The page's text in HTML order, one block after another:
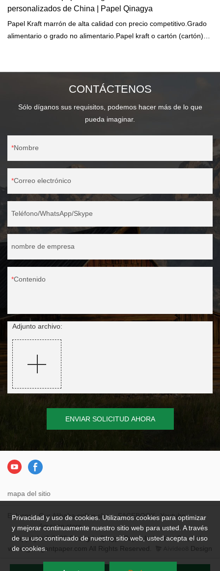
personalizados de China | Papel Qinagya
Papel Kraft marrón de alta calidad con precio competitivo.Grado
alimentario o grado no alimentario.Papel kraft o cartón (cartón)
OEM/ODM.MOQ bajo y respuesta rápida.
CONTÁCTENOS
Sólo díganos sus requisitos, podemos hacer más de lo que
pueda imaginar.
Nombre
Correo electrónico
Teléfono/WhatsApp/Skype
nombre de empresa
Contenido
Adjunto archivo:
ENVIAR SOLICITUD AHORA
mapa del sitio
Enlaces：Our Alibaba online shop FACEBOOK
Youtube
Amazon store
Copyright © 2026 Chengdu Qingya Paper Industries Co., Ltd. -
www.qyelegantpaper.com All Rights Reserved.
Design
Privacidad y uso de cookies. Utilizamos cookies para optimizar
y mejorar continuamente nuestro sitio web para usted. A través
de su uso continuado de nuestro sitio web, usted acepta el uso
de cookies.